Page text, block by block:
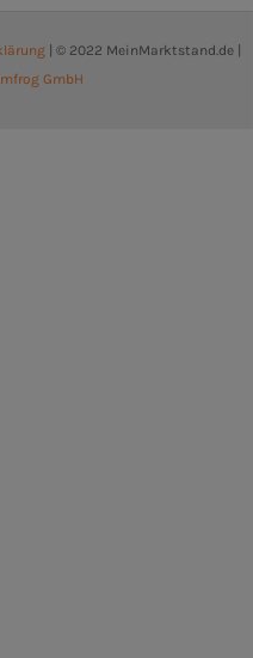
| © 2022 MeinMarktstand.de |
GmbH